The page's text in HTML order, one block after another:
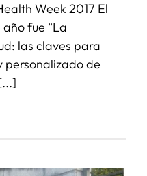
Week 2017 El
fue “La
las claves para
personalizado de